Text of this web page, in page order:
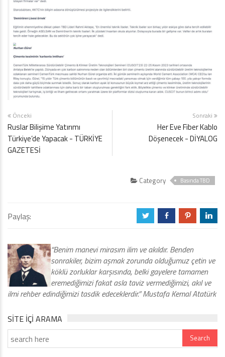
Önceki
Ruslar Bilişime Yatırımı
Türkiye’de Yapacak - TÜRKİYE
GAZETESİ
Sonraki
Her Eve Fiber Kablo
Döşenecek - DİYALOG
Category Basında TBD
Paylaş: a b d j
“Benim manevi mirasım ilim ve akıldır. Benden
sonrakiler, bizim aşmak zorunda olduğumuz çetin ve
köklü zorluklar karşısında, belki gayelere tamamen
eremediğimizi fakat asla taviz vermediğimizi, akıl ve
ilmi rehber edindiğimizi tasdik edeceklerdir.” Mustafa Kemal Atatürk
SITE IÇI ARAMA